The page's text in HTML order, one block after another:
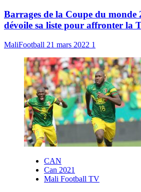
Barrages de la Coupe du monde
dévoile sa liste pour affronter la
MaliFootball 21 mars 2022 1
CAN
Can 2021
Mali Football TV